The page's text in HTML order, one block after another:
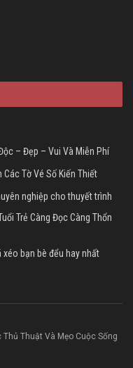
– Đẹp – Vui Và Miễn Phí
Các Tờ Vé Số Kiến Thiết
nghiệp cho thuyết trình
Trẻ Càng Đọc Càng Thổn
bạn bè đểu hay nhất
Thủ Thuật Và Mẹo Cuộc Sống